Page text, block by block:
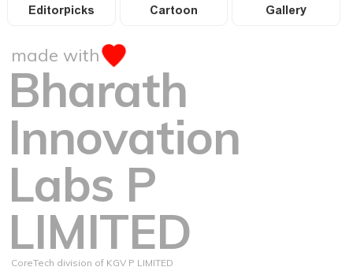
Editorpicks Cartoon Gallery
made with
Bharath
Innovation
Labs P
LIMITED
CoreTech division of KGV P LIMITED